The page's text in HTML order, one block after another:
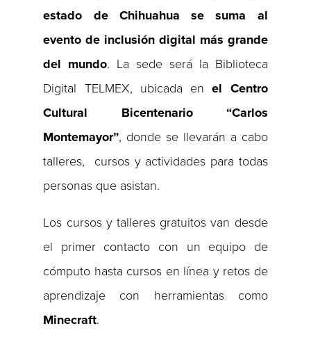
estado de Chihuahua se suma al
evento de inclusión digital más grande
del mundo. La sede será la Biblioteca
Digital TELMEX, ubicada enel Centro
Cultural Bicentenario “Carlos
Montemayor”, donde se llevarán a cabo
talleres, cursos y actividades para todas
personas que asistan.
Los cursos y talleres gratuitos van desde
el primer contacto con un equipo de
cómputo hasta cursos en línea y retos de
aprendizaje con herramientas como
Minecraft.